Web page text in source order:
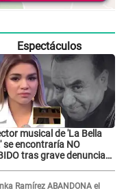
Espectáculos
musical de 'La Bella
se encontraría NO
tras grave denuncia
Ramírez ABANDONA el